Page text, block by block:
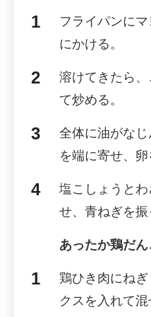
フライパンに
にかける。
溶けてきたら、
て炒める。
全体に油がな
を端に寄せ、卵
塩こしょうと
せ、青ねぎを振
あったか鶏だ
鶏ひき肉にね
クスを入れて混